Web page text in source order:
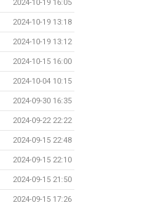
2024-10-19 16:05
2024-10-19 13:18
2024-10-19 13:12
2024-10-15 16:00
2024-10-04 10:15
2024-09-30 16:35
2024-09-22 22:22
2024-09-15 22:48
2024-09-15 22:10
2024-09-15 21:50
2024-09-15 17:26